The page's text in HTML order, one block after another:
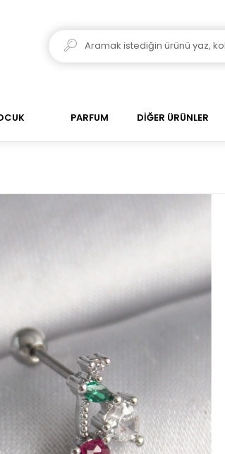
PARFUM DİĞER ÜRÜNLER